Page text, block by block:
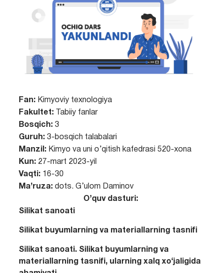
Fan: Kimyoviy texnologiya
Fakultet:Tabiiy fanlar
Bosqich:3
Guruh:3-bosqich talabalari
Manzil:Kimyo va uni o’qitish kafedrasi 520-xona
Kun: 27-mart 2023-yil
Vaqti:16-30
Ma’ruza:dots. G’ulom Daminov
O’quv dasturi:
Silikat sanoati
Silikat buyumlarning va materiallarning tasnifi
Silikat sanoati. Silikat buyumlarning va
materiallarning tasnifi, ularning xalq xo‘jaligida